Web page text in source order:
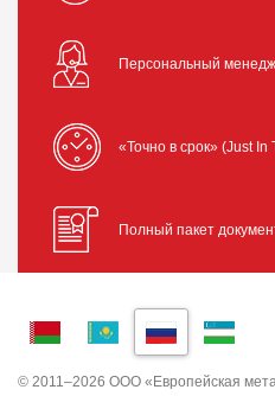
Персональный
«Точно в срок» (Just In
Полный пакет
© 2011–2026 ООО «Европейская